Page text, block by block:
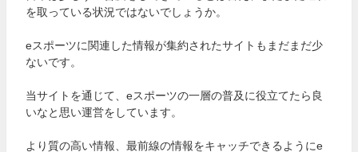
を取っている状況ではないでしょうか。
eスポーツに関連した情報が集約されたサイトもまだまだ少
ないです。
当サイトを通じて、eスポーツの一層の普及に役立てたら良
いなと思い運営をしています。
より質の高い情報、最前線の情報をキャッチできるようにe